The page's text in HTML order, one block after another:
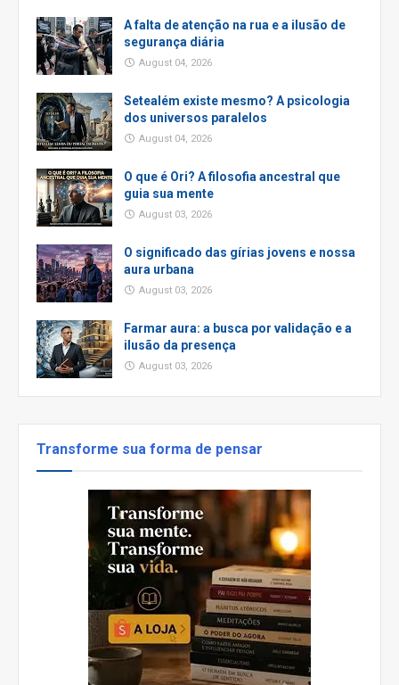
A falta de atenção na rua e a ilusão de
segurança diária
August 04, 2026
Setealém existe mesmo? A psicologia
dos universos paralelos
August 04, 2026
O que é Ori? A filosofia ancestral que
guia sua mente
August 03, 2026
O significado das gírias jovens e nossa
aura urbana
August 03, 2026
Farmar aura: a busca por validação e a
ilusão da presença
August 03, 2026
Transforme sua forma de pensar